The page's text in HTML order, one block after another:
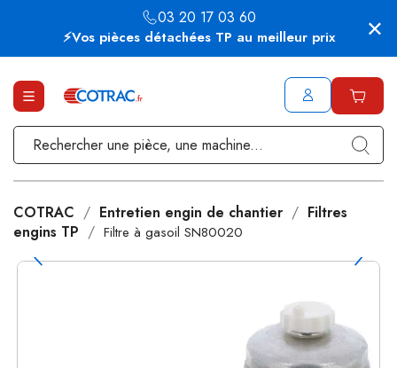
⚡Vos pièces détachées TP au meilleur prix
03 20 17 03 60
COTRAC Entretien engin de chantier
Filtres
engins TP
Filtre à gasoil SN80020